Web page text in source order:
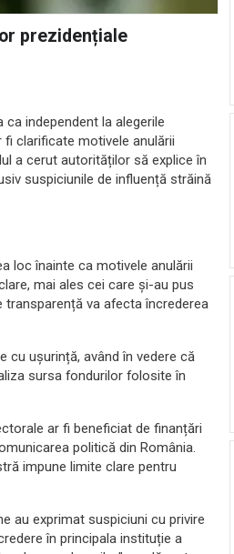
prezidențiale
ca independent la alegerile
fi clarificate motivele anulării
a cerut autorităților să explice în
suspiciunile de influență străină
loc înainte ca motivele anulării
mai ales cei care și-au pus
transparență va afecta încrederea
cu ușurință, având în vedere că
sursa fondurilor folosite în
ar fi beneficiat de finanțări
politică din România.
impune limite clare pentru
au exprimat suspiciuni cu privire
în principala instituție a